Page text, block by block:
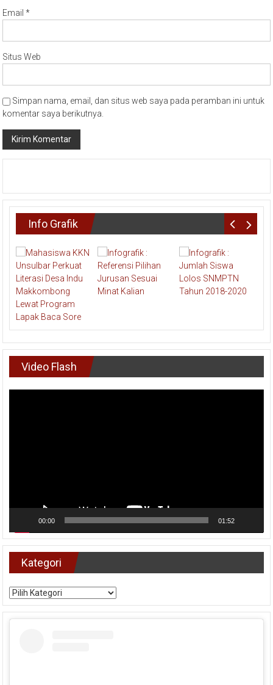
Email*
Situs Web
Simpan nama, email, dan situs web saya pada peramban ini untuk
komentar saya berikutnya.
Info Grafik
Video Flash
00:00 01:52
Kategori
Kategori